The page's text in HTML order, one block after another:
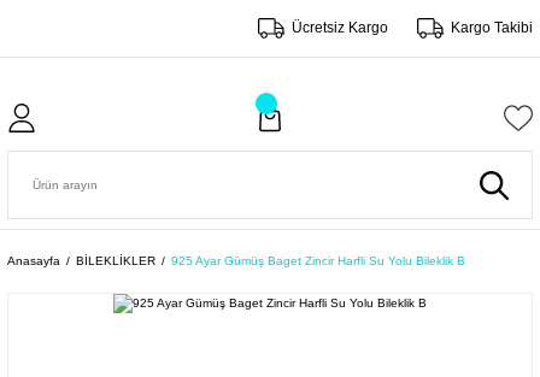
Ücretsiz Kargo Kargo Takibi
Anasayfa BİLEKLİKLER 925 Ayar Gümüş Baget Zincir Harfli Su Yolu Bileklik B